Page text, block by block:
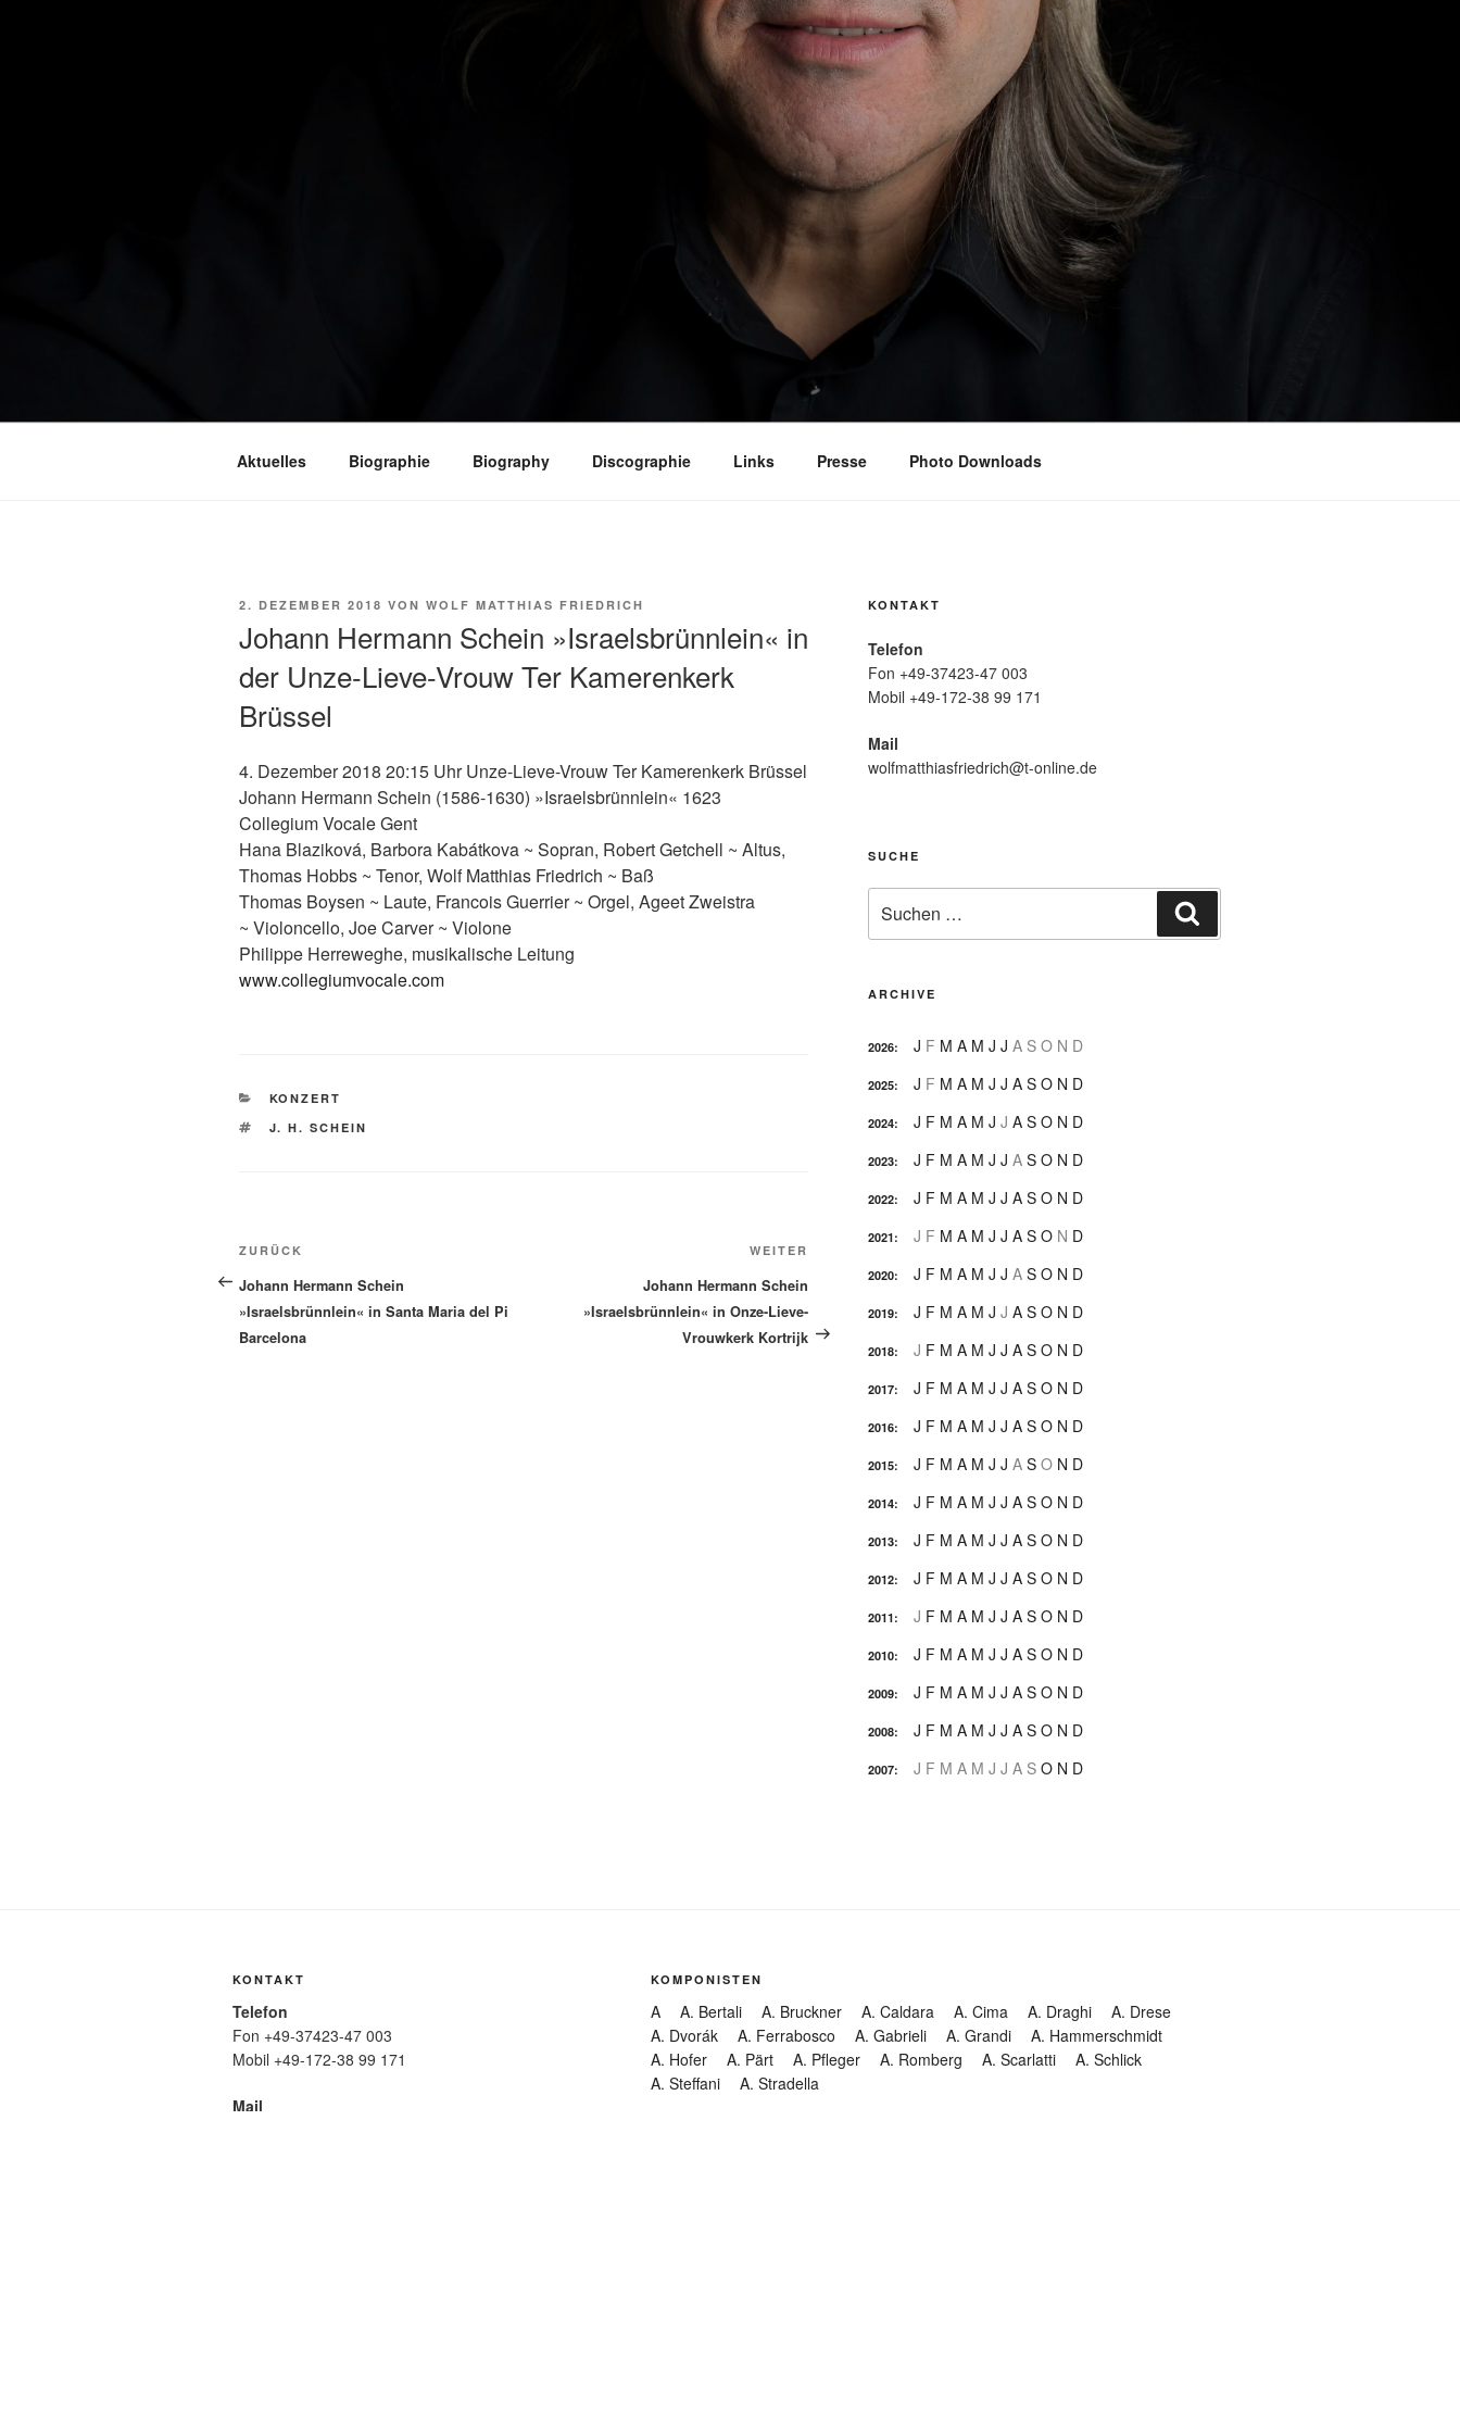
Aktuelles Biographie Biography Discographie Links Presse Photo Downloads
VERÖFFENTLICHT
2. DEZEMBER 2018 VON WOLF MATTHIAS FRIEDRICH
Johann Hermann Schein »Israelsbrünnlein« in
der Unze-Lieve-Vrouw Ter Kamerenkerk
Brüssel
4. Dezember 2018 20:15 Uhr Unze-Lieve-Vrouw Ter Kamerenkerk Brüssel
Johann Hermann Schein (1586-1630) »Israelsbrünnlein« 1623
Collegium Vocale Gent
Hana Blaziková, Barbora Kabátkova ~ Sopran, Robert Getchell ~ Altus,
Thomas Hobbs ~ Tenor, Wolf Matthias Friedrich ~ Baß
Thomas Boysen ~ Laute, Francois Guerrier ~ Orgel, Ageet Zweistra
~ Violoncello, Joe Carver ~ Violone
Philippe Herreweghe, musikalische Leitung
www.collegiumvocale.com
KATEGORIEN
KONZERT
SCHLAGWÖRTER
J. H. SCHEIN
Beitragsnavigation
Vorheriger
Beitrag
ZURÜCK
Johann Hermann Schein
»Israelsbrünnlein« in Santa Maria del Pi
Barcelona
WEITER
Johann Hermann Schein
»Israelsbrünnlein« in Onze-Lieve-
Vrouwkerk Kortrijk
KONTAKT
Telefon
Fon +49-37423-47 003
Mobil +49-172-38 99 171
Mail
wolfmatthiasfriedrich@t-online.de
SUCHE
nach:
ARCHIVE
2026: J F M A M J J A S O N D
2025: J F M A M J J A S O N D
2024: J F M A M J J A S O N D
2023: J F M A M J J A S O N D
2022: J F M A M J J A S O N D
2021: J F M A M J J A S O N D
2020: J F M A M J J A S O N D
2019: J F M A M J J A S O N D
2018: J F M A M J J A S O N D
2017: J F M A M J J A S O N D
2016: J F M A M J J A S O N D
2015: J F M A M J J A S O N D
2014: J F M A M J J A S O N D
2013: J F M A M J J A S O N D
2012: J F M A M J J A S O N D
2011: J F M A M J J A S O N D
2010: J F M A M J J A S O N D
2009: J F M A M J J A S O N D
2008: J F M A M J J A S O N D
2007: J F M A M J J A S O N D
KONTAKT
Telefon
Fon +49-37423-47 003
Mobil +49-172-38 99 171
Mail
KOMPONISTEN
A A. Bertali A. Bruckner A. Caldara A. Cima A. Draghi
A. Drese
A. Dvorák
A. Ferrabosco A. Gabrieli A. Grandi
A. Hammerschmidt
A. Hofer
A. Pärt A. Pfleger A. Romberg A. Scarlatti
A. Schlick
A. Steffani
A. Stradella